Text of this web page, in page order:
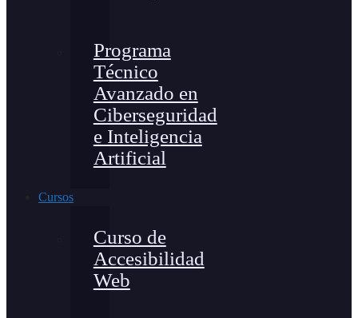
Programa
Técnico
Avanzado en
Ciberseguridad
e Inteligencia
Artificial
Cursos
Curso de
Accesibilidad
Web